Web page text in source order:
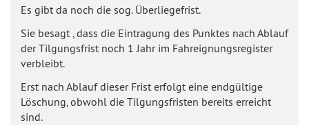
Es gibt da noch die sog. Überliegefrist.
Sie besagt , dass die Eintragung des Punktes nach Ablauf
der Tilgungsfrist noch 1 Jahr im Fahreignungsregister
verbleibt.
Erst nach Ablauf dieser Frist erfolgt eine endgültige
Löschung, obwohl die Tilgungsfristen bereits erreicht
sind.